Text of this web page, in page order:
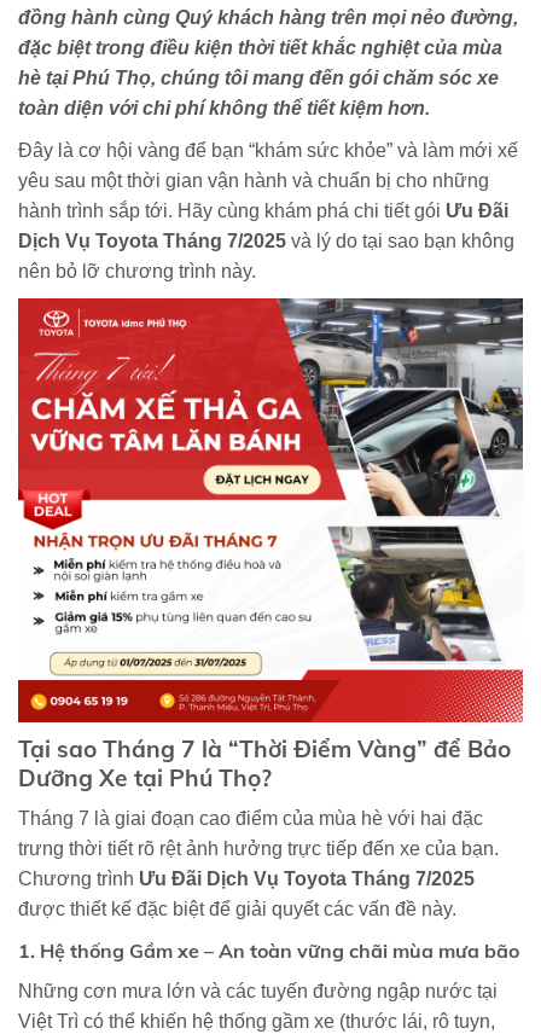
đồng hành cùng Quý khách hàng trên mọi nẻo đường,
đặc biệt trong điều kiện thời tiết khắc nghiệt của mùa
hè tại Phú Thọ, chúng tôi mang đến gói chăm sóc xe
toàn diện với chi phí không thể tiết kiệm hơn.
Đây là cơ hội vàng để bạn “khám sức khỏe” và làm mới xế
yêu sau một thời gian vận hành và chuẩn bị cho những
hành trình sắp tới. Hãy cùng khám phá chi tiết gói Ưu Đãi
Dịch Vụ Toyota Tháng 7/2025 và lý do tại sao bạn không
nên bỏ lỡ chương trình này.
Tại sao Tháng 7 là “Thời Điểm Vàng” để Bảo
Dưỡng Xe tại Phú Thọ?
Tháng 7 là giai đoạn cao điểm của mùa hè với hai đặc
trưng thời tiết rõ rệt ảnh hưởng trực tiếp đến xe của bạn.
Chương trình Ưu Đãi Dịch Vụ Toyota Tháng 7/2025
được thiết kế đặc biệt để giải quyết các vấn đề này.
1. Hệ thống Gầm xe – An toàn vững chãi mùa mưa bão
Những cơn mưa lớn và các tuyến đường ngập nước tại
Việt Trì có thể khiến hệ thống gầm xe (thước lái, rô tuyn,